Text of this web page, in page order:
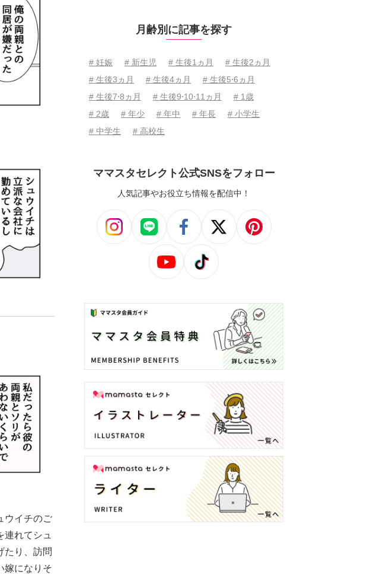
ウイチのご
れてシュ
たり、訪問
嫁になりそ
月齢別に記事を探す
# 妊娠 # 新生児 # 生後1ヵ月
# 生後2ヵ月
# 生後3ヵ月
# 生後4ヵ月
# 生後5⋅6ヵ月
# 生後7⋅8ヵ月
# 生後9⋅10⋅11ヵ月
# 1歳
# 2歳
# 年少 # 年中 # 年長
# 小学生
# 中学生
# 高校生
ママスタセレクト公式SNSをフォロー
人気記事やお役立ち情報を配信中！